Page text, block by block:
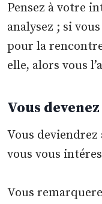
Pensez à votre
analysez ; si
pour la
elle, alors vous
Vous
Vous deviendrez
vous vous
Vous